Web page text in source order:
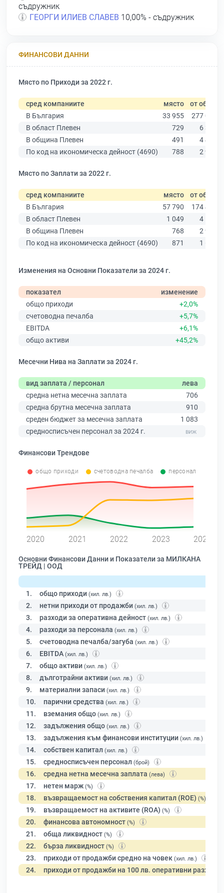
съдружник
ГЕОРГИ ИЛИЕВ СЛАВЕВ 10,00% - съдружник
ФИНАНСОВИ ДАННИ
Място по Приходи за 2022 г.
сред компаниите място от общо
В България
33 955
277 019
В област Плевен
729
6 347
В община Плевен
491
4 459
По код на икономическа дейност (4690)
788 2 922
Място по Заплати за 2022 г.
сред компаниите място от общо
В България
57 790
174 403
В област Плевен
1 049
4 191
В община Плевен
768
2 923
По код на икономическа дейност (4690)
871 1 619
Изменения на Основни Показатели за 2024 г.
показател
изменение
общо приходи
+2,0%
счетоводна печалба
+5,7%
EBITDA
+6,1%
общо активи
+45,2%
Месечни Нива на Заплати за 2024 г.
вид заплата / персонал
лева
средна нетна месечна заплата
706
средна брутна месечна заплата
910
среден бюджет за месечна заплата
1 083
средносписъчен персонал за 2024 г.
Финансови Трендове
общо приходи счетоводна печалба персонал
2020 2021 2022 2023 2024
Основни Финансови Данни и Показатели за МИЛКАНА
ТРЕЙД | ООД
1. общо приходи (хил. лв.)
2. нетни приходи от продажби (хил. лв.)
3. разходи за оперативна дейност (хил. лв.)
4. разходи за персонала (хил. лв.)
5. счетоводна печалба/загуба (хил. лв.)
6. EBITDA (хил. лв.)
7. общо активи (хил. лв.)
8. дълготрайни активи (хил. лв.)
9. материални запаси (хил. лв.)
10. парични средства (хил. лв.)
11. вземания общо (хил. лв.)
12. задължения общо (хил. лв.)
13. задължения към финансови институции (хил. лв.)
14. собствен капитал (хил. лв.)
15. средносписъчен персонал (брой)
16. средна нетна месечна заплата (лева)
17. нетен марж (%)
18. възвращаемост на собствения капитал (ROE) (%)
19. възвращаемост на активите (ROA) (%)
20. финансова автономност (%)
21. обща ликвидност (%)
22. бърза ликвидност (%)
23. приходи от продажби средно на човек (хил. лв.)
24. приходи от продажби на 100 лв. оперативни разходи